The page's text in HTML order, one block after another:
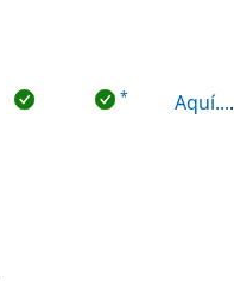
* Aquí....